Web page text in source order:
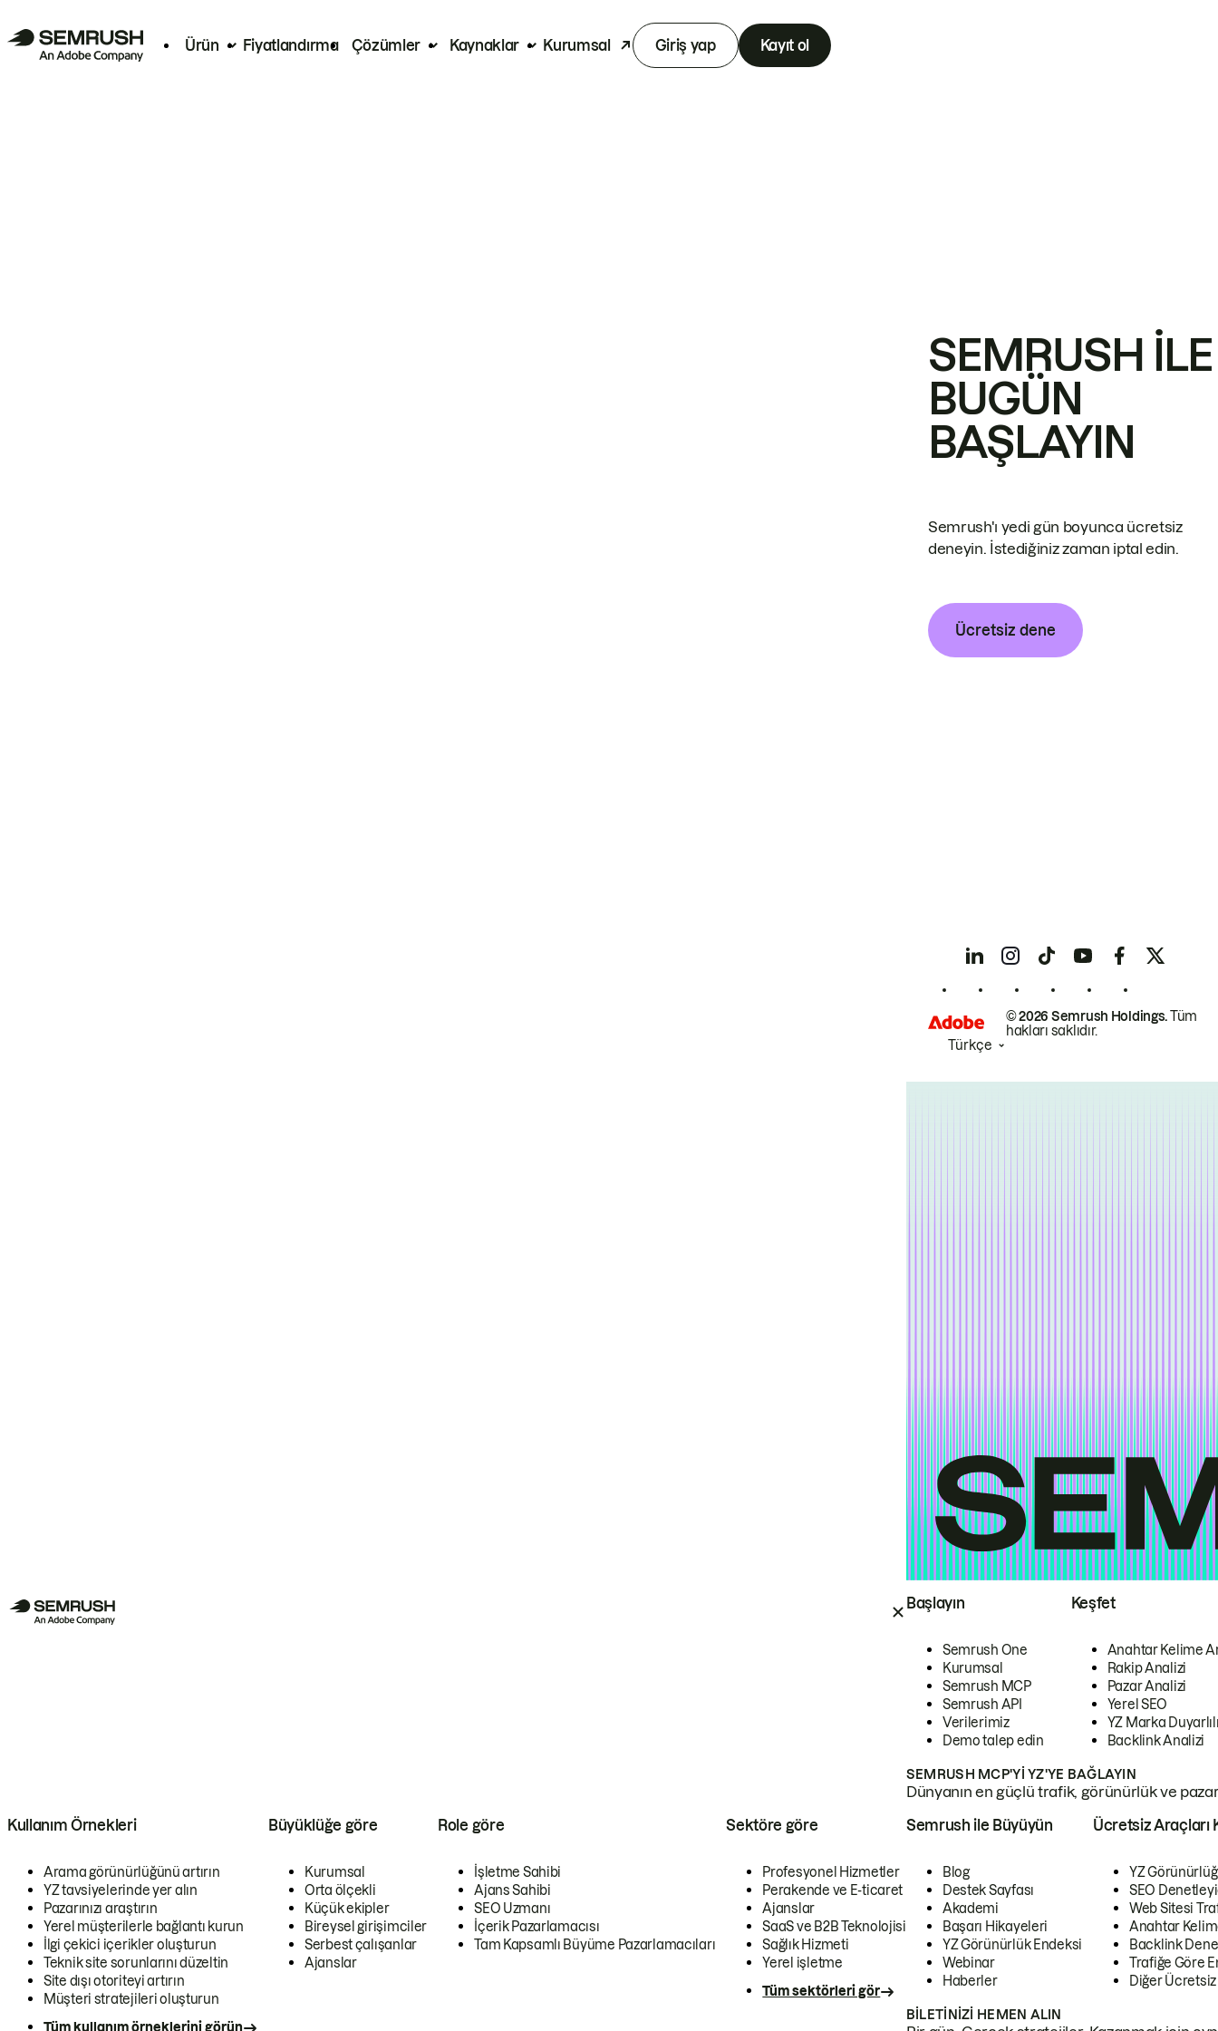
Ürün Fiyatlandırma Çözümler Kaynaklar Kurumsal Giriş yap Kayıt ol
Başlayın
Semrush One
Kurumsal
Semrush MCP
Semrush API
Verilerimiz
Demo talep edin
Keşfet
Anahtar Kelime
Rakip Analizi
Pazar Analizi
Yerel SEO
YZ Marka
Backlink Analizi
SEMRUSH MCP'YI YZ'YE BAĞLAYIN
Dünyanın en güçlü trafik, görünürlük ve
Kullanım Örnekleri
Arama görünürlüğünü artırın
YZ tavsiyelerinde yer alın
Pazarınızı araştırın
Yerel müşterilerle bağlantı kurun
İlgi çekici içerikler oluşturun
Teknik site sorunlarını düzeltin
Site dışı otoriteyi artırın
Müşteri stratejileri oluşturun
Tüm kullanım örneklerini görün
Büyüklüğe göre
Kurumsal
Orta ölçekli
Küçük ekipler
Bireysel girişimciler
Serbest çalışanlar
Ajanslar
Role göre
İşletme Sahibi
Ajans Sahibi
SEO Uzmanı
İçerik Pazarlamacısı
Tam Kapsamlı Büyüme Pazarlamacıları
Sektöre göre
Profesyonel Hizmetler
Perakende ve E-ticaret
Ajanslar
SaaS ve B2B Teknolojisi
Sağlık Hizmeti
Yerel işletme
Tüm sektörleri gör
Semrush ile Büyüyün
Blog
Destek Sayfası
Akademi
Başarı Hikayeleri
YZ Görünürlük Endeksi
Webinar
Haberler
Ücretsiz Araçları
YZ
SEO
Web Sitesi
Anahtar
Backlink
Trafiğe Göre
Diğer
BILETINIZI HEMEN ALIN
SEMRUSH ILE
BUGÜN
BAŞLAYIN
Semrush'ı yedi gün boyunca ücretsiz
deneyin. İstediğiniz zaman iptal edin.
Ücretsiz dene
© 2026 Semrush Holdings.Tüm
hakları saklıdır.
Türkçe